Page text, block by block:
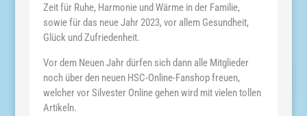
Zeit für Ruhe, Harmonie und Wärme in der Familie,
sowie für das neue Jahr 2023, vor allem Gesundheit,
Glück und Zufriedenheit.
Vor dem Neuen Jahr dürfen sich dann alle Mitglieder
noch über den neuen HSC-Online-Fanshop freuen,
welcher vor Silvester Online gehen wird mit vielen tollen
Artikeln.